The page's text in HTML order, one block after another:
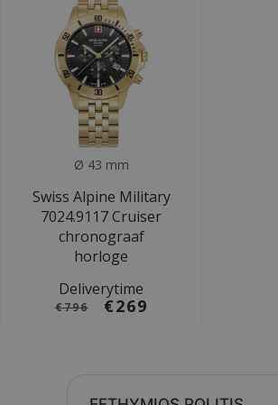
Ø 43 mm
Swiss Alpine Military
7024.9117 Cruiser
chronograaf
horloge
Deliverytime
€796 €269